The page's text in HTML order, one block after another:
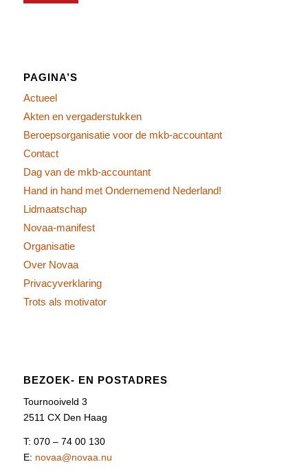
PAGINA’S
Actueel
Akten en vergaderstukken
Beroepsorganisatie voor de mkb-accountant
Contact
Dag van de mkb-accountant
Hand in hand met Ondernemend Nederland!
Lidmaatschap
Novaa-manifest
Organisatie
Over Novaa
Privacyverklaring
Trots als motivator
BEZOEK- EN POSTADRES
Tournooiveld 3
2511 CX Den Haag
T: 070 – 74 00 130
E: novaa@novaa.nu